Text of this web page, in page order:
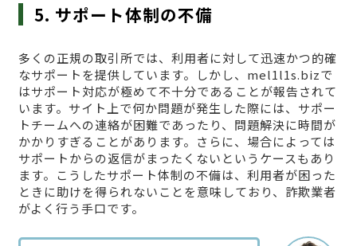
5. サポート体制の不備
多くの正規の取引所では、利用者に対して迅速かつ的確
なサポートを提供しています。しかし、mel1l1s.bizで
はサポート対応が極めて不十分であることが報告されて
います。サイト上で何か問題が発生した際には、サポー
トチームへの連絡が困難であったり、問題解決に時間が
かかりすぎることがあります。さらに、場合によっては
サポートからの返信がまったくないというケースもあり
ます。こうしたサポート体制の不備は、利用者が困った
ときに助けを得られないことを意味しており、詐欺業者
がよく行う手口です。